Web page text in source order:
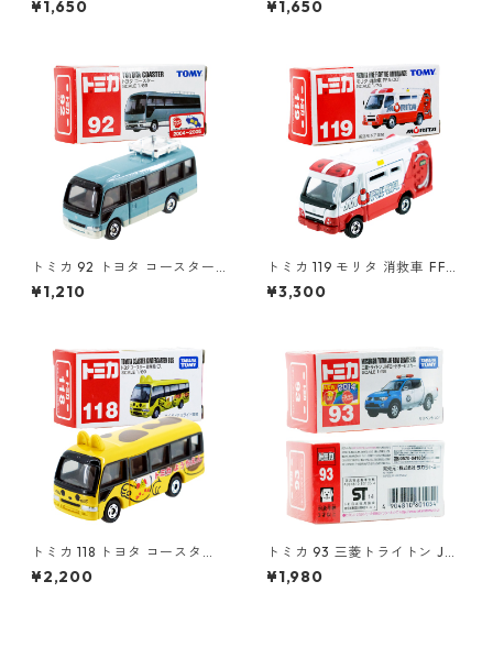
0
¥1,650 ¥1,650
トミカ 92 トヨタ コースター
#10716488
¥1,210
トミカ 119 モリタ 消救車 FFA-
001 #10688686
¥3,300
トミカ 118 トヨタ コースター
幼稚園バス #10742265
¥2,200
トミカ 93 三菱トライトン JA
Fロードサービスカー #10801
054
¥1,980